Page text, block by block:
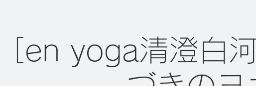
［en yoga清澄白